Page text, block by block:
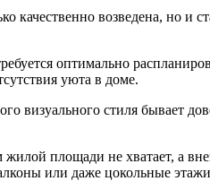
качественно возведена,
оптимально
уюта в доме.
стиля бывает
площади не хватает, а
или даже цокольные